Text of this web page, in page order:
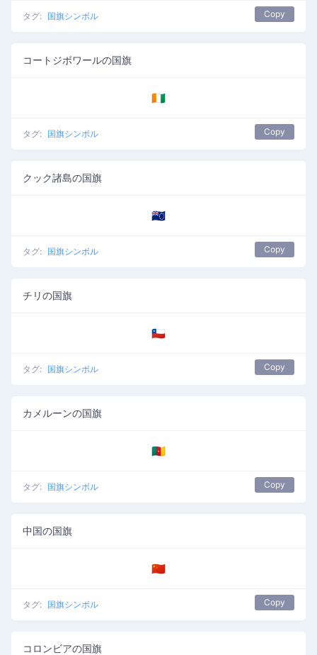
タグ: 国旗シンボル Copy
コートジボワールの国旗
🇨🇮
タグ: 国旗シンボル Copy
クック諸島の国旗
🇨🇰
タグ: 国旗シンボル Copy
チリの国旗
🇨🇱
タグ: 国旗シンボル Copy
カメルーンの国旗
🇨🇲
タグ: 国旗シンボル Copy
中国の国旗
🇨🇳
タグ: 国旗シンボル Copy
コロンビアの国旗